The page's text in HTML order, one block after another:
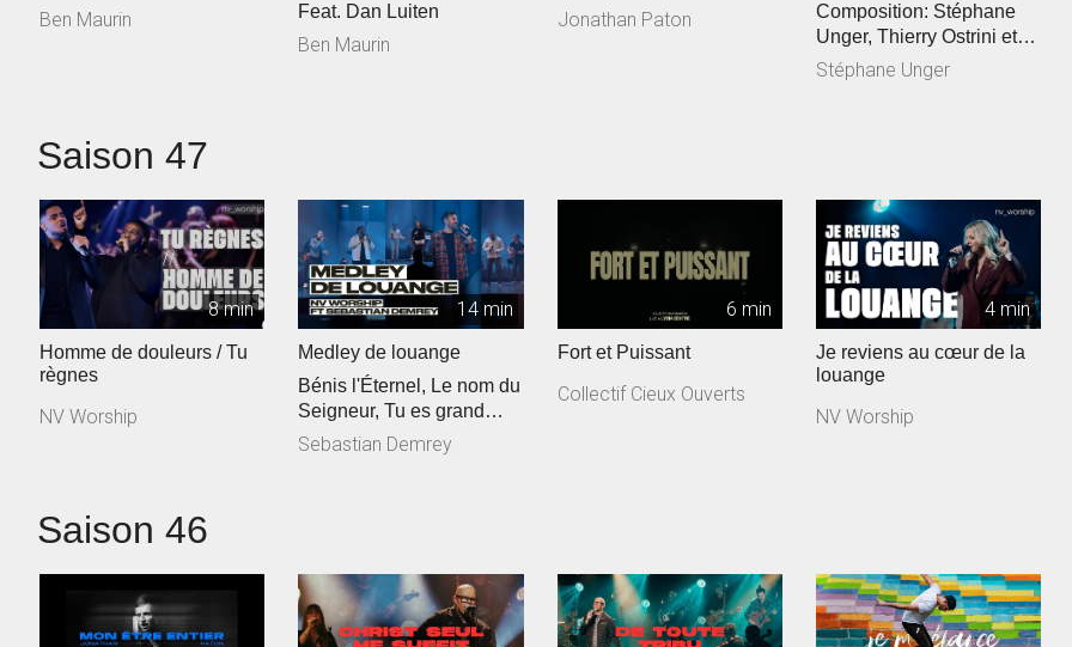
Ben Maurin
Feat. Dan Luiten
Ben Maurin
Jonathan Paton
Composition: Stéphane
Unger, Thierry Ostrini et
Siméon Freymond
Stéphane Unger
Saison 47
8 min
Homme de douleurs / Tu
règnes
NV Worship
14 min
Medley de louange
Bénis l'Éternel, Le nom du
Seigneur, Tu es grand
Seigneur
Sebastian Demrey
6 min
Fort et Puissant
Collectif Cieux Ouverts
4 min
Je reviens au cœur de la
louange
NV Worship
Saison 46